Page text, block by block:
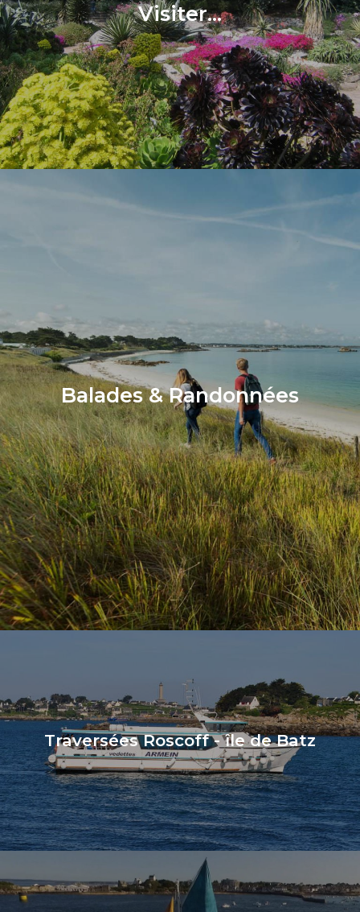
Visiter...
Balades & Randonnées
Traversées Roscoff - île de Batz